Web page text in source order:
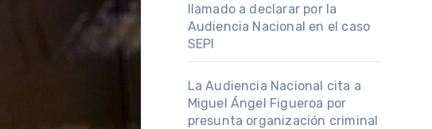
llamado a declarar por la
Audiencia Nacional en el caso
SEPI
La Audiencia Nacional cita a
Miguel Ángel Figueroa por
presunta organización criminal